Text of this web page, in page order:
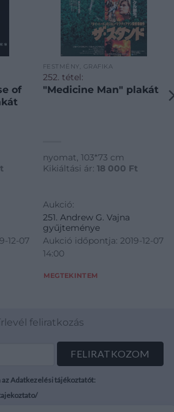
of
12-07
FESTMÉNY, GRAFIKA
252. tétel:
"Medicine Man" plakát
nyomat, 103*73 cm
Kikiáltási ár: 18 000 Ft
Aukció:
251. Andrew G. Vajna
gyűjteménye
Aukció időpontja: 2019-12-07
14:00
MEGTEKINTEM
feliratkozás
Adatkezelési tájékoztatót: